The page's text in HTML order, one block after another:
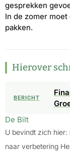
gesprekken
In de zomer
pakken.
Hierover
BERICHT
De Bilt
U bevindt zich hier:
naar verbetering